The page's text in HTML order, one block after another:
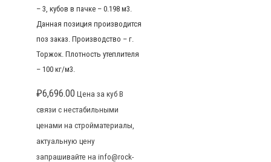
– 3, кубов в пачке – 0.198 м3.
Данная позиция производится
поз заказ. Производство – г.
Торжок. Плотность утеплителя
– 100 кг/м3.
₽6,696.00 Цена за куб В
связи с нестабильными
ценами на стройматериалы,
актуальную цену
запрашивайте на info@rock-